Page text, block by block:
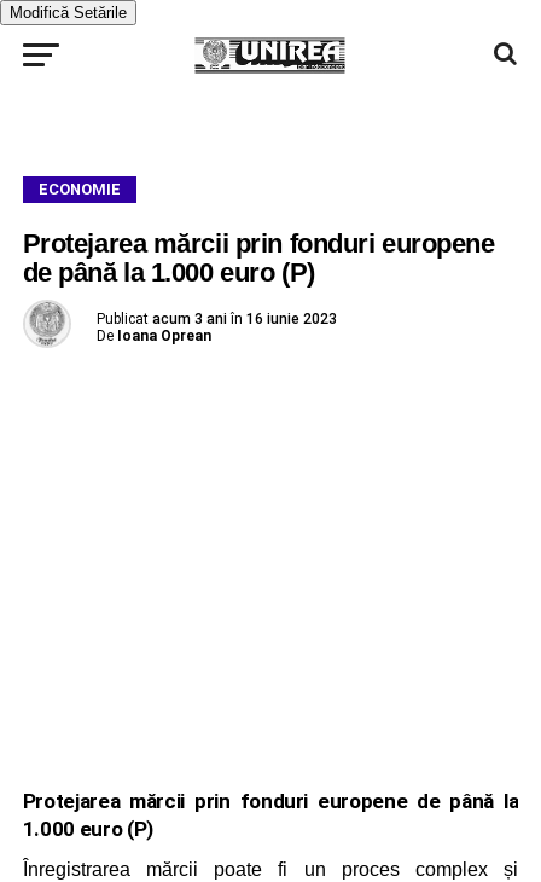
Modifică Setările
ECONOMIE
Protejarea mărcii prin fonduri europene
de până la 1.000 euro (P)
Publicat acum 3 ani în 16 iunie 2023
De Ioana Oprean
Protejarea mărcii prin fonduri europene de până la
1.000 euro (P)
Înregistrarea mărcii poate fi un proces complex și